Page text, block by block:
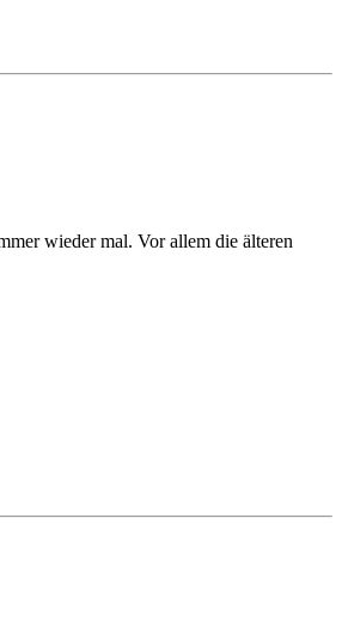
wieder mal. Vor allem die älteren